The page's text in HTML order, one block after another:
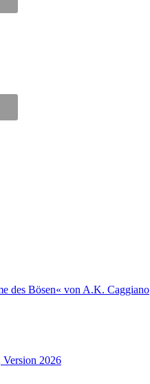
des Bösen« von A.K. Caggiano
Version 2026